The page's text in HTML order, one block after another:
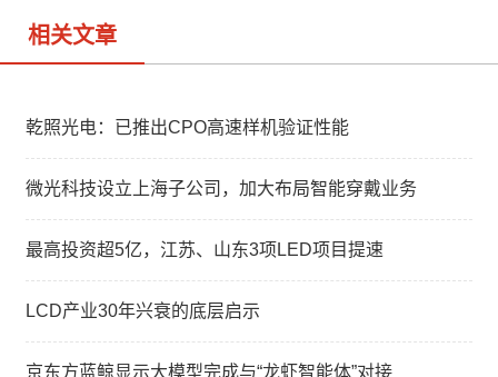
相关文章
乾照光电：已推出CPO高速样机验证性能
微光科技设立上海子公司，加大布局智能穿戴业务
最高投资超5亿，江苏、山东3项LED项目提速
LCD产业30年兴衰的底层启示
京东方蓝鲸显示大模型完成与“龙虾智能体”对接